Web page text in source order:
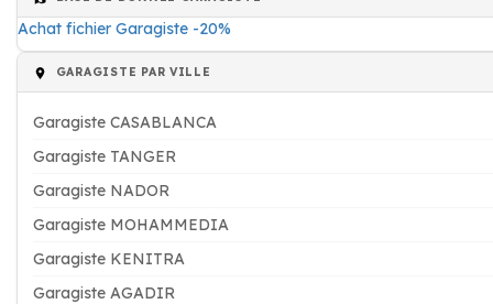
Achat fichier Garagiste -20%
GARAGISTE PAR VILLE
Garagiste CASABLANCA
Garagiste TANGER
Garagiste NADOR
Garagiste MOHAMMEDIA
Garagiste KENITRA
Garagiste AGADIR